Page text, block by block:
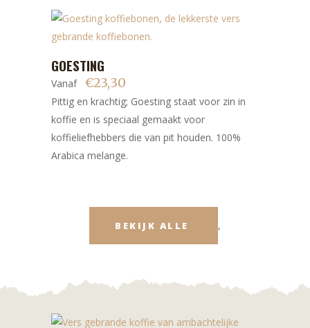
gekozen
worden
op
de
productpagina
product
heeft
meerdere
variaties.
Deze
optie
GOESTING
Vanaf €23,30
Pittig en krachtig; Goesting staat voor zin in
koffie en is speciaal gemaakt voor
koffieliefhebbers die van pit houden. 100%
Arabica melange.
BEKIJK ALLE ,